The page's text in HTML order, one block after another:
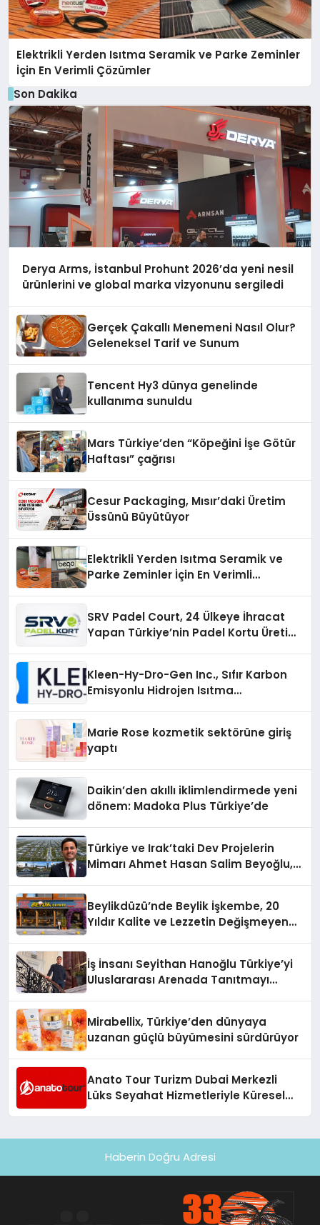
Elektrikli Yerden Isıtma Seramik ve Parke Zeminler
İçin En Verimli Çözümler
Son Dakika
Derya Arms, İstanbul Prohunt 2026’da yeni nesil
ürünlerini ve global marka vizyonunu sergiledi
Gerçek Çakallı Menemeni Nasıl Olur?
Geleneksel Tarif ve Sunum
Tencent Hy3 dünya genelinde
kullanıma sunuldu
Mars Türkiye’den “Köpeğini İşe Götür
Haftası” çağrısı
Cesur Packaging, Mısır’daki Üretim
Üssünü Büyütüyor
Elektrikli Yerden Isıtma Seramik ve
Parke Zeminler İçin En Verimli
SRV Padel Court, 24 Ülkeye İhracat
Yapan Türkiye’nin Padel Kortu Üretim
Kleen-Hy-Dro-Gen Inc., Sıfır Karbon
Emisyonlu Hidrojen Isıtma
Marie Rose kozmetik sektörüne giriş
yaptı
Daikin’den akıllı iklimlendirmede yeni
dönem: Madoka Plus Türkiye’de
Türkiye ve Irak’taki Dev Projelerin
Mimarı Ahmet Hasan Salim Beyoğlu,
Hayata Geçirecek
Beylikdüzü’nde Beylik İşkembe, 20
Yıldır Kalite ve Lezzetin Değişmeyen
İş İnsanı Seyithan Hanoğlu Türkiye’yi
Uluslararası Arenada Tanıtmayı
Mirabellix, Türkiye’den dünyaya
uzanan güçlü büyümesini sürdürüyor
Anato Tour Turizm Dubai Merkezli
Lüks Seyahat Hizmetleriyle Küresel
Haberin Doğru Adresi